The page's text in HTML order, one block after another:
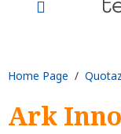
Home Page /
Ark